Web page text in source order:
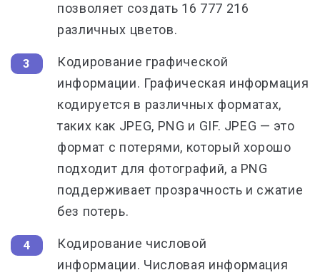
позволяет создать 16 777 216
различных цветов.
Кодирование графической
информации. Графическая информация
кодируется в различных форматах,
таких как JPEG, PNG и GIF. JPEG — это
формат с потерями, который хорошо
подходит для фотографий, а PNG
поддерживает прозрачность и сжатие
без потерь.
Кодирование числовой
информации. Числовая информация